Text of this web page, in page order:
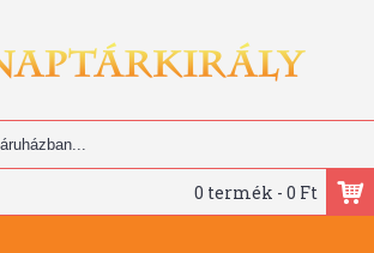
0 termék - 0 Ft